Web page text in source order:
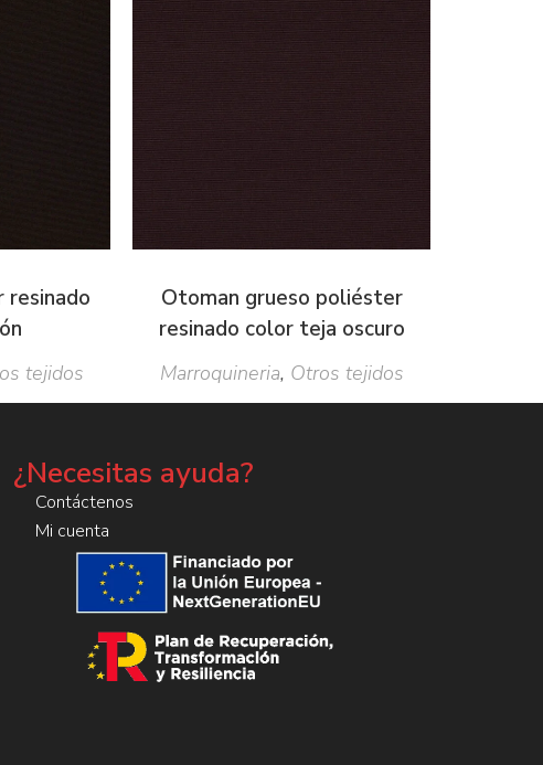
tejidos
Otoman grueso poliéster
resinado color teja oscuro
Marroquineria, Otros tejidos
¿Necesitas ayuda?
Contáctenos
Mi cuenta